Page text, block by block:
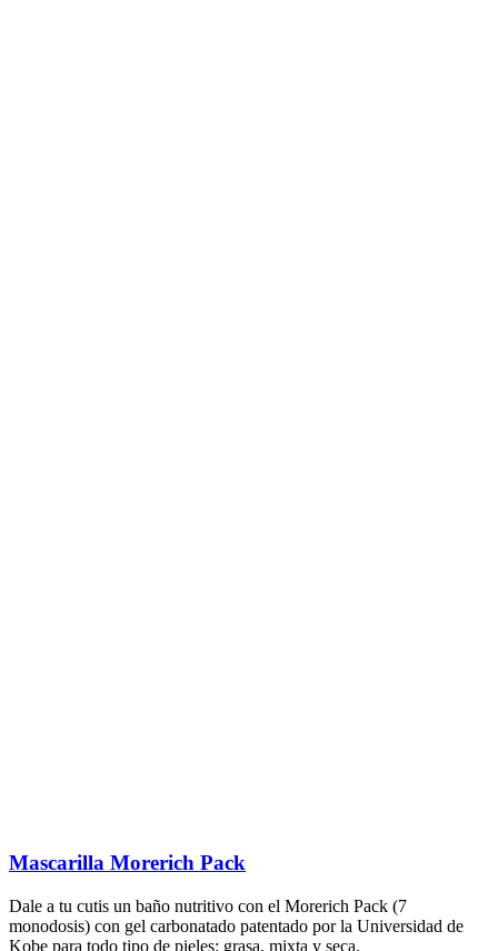
Mascarilla Morerich Pack
Dale a tu cutis un baño nutritivo con el Morerich Pack (7
monodosis) con gel carbonatado patentado por la Universidad de
Kobe para todo tipo de pieles: grasa, mixta y seca.